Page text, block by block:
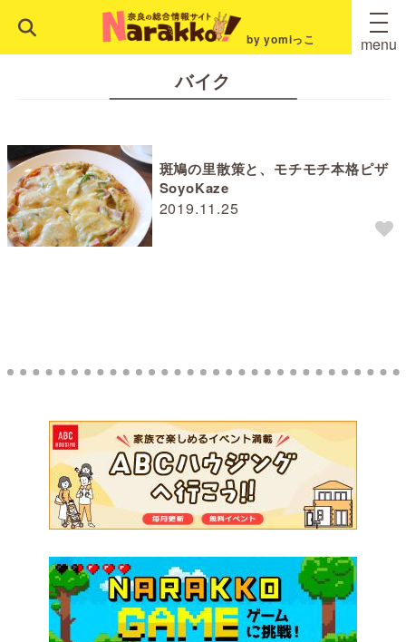
by yomiっこ menu
バイク
2019.11.25
斑鳩の里散策と、モチモチ本格ピザ
SoyoKaze